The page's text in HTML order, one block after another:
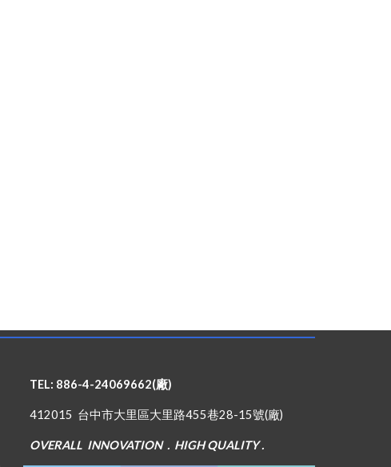
TEL: 886-4-24069662(廠)
412015 台中市大里區大里路455巷28-15號(廠)
OVERALL INNOVATION . HIGH QUALITY .